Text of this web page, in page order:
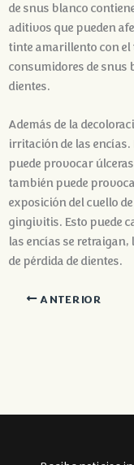
de snus blanco
aditivos que pueden
tinte amarillento con el
consumidores de snus
dientes.
Además de la
irritación de las encías.
puede provocar
también puede
exposición del cuello
gingivitis. Esto puede
las encías se
de pérdida de dientes.
ANTERIOR